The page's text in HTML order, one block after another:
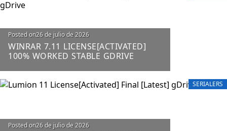
Posted on26 de julio de 2026
WINRAR 7.11 LICENSE[ACTIVATED]
100% WORKED STABLE GDRIVE
SERIALERS
Posted on26 de julio de 2026